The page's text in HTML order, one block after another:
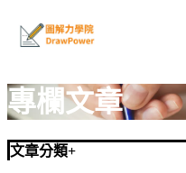
專欄文章
文章分類+